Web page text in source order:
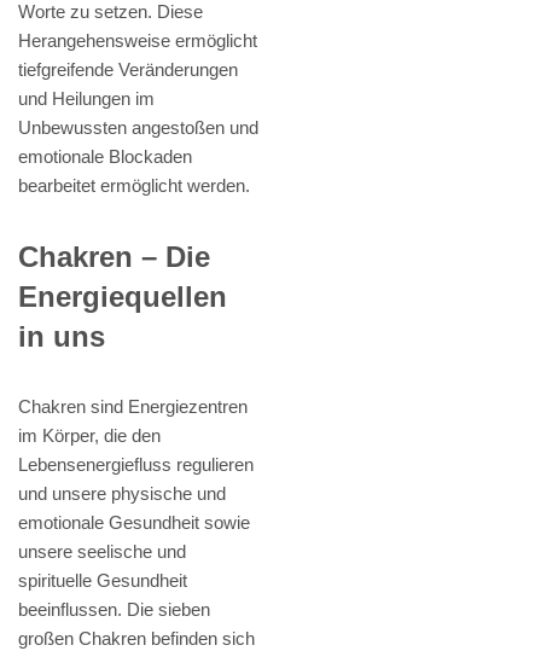
Worte zu setzen. Diese
Herangehensweise ermöglicht
tiefgreifende Veränderungen
und Heilungen im
Unbewussten angestoßen und
emotionale Blockaden
bearbeitet ermöglicht werden.
Chakren – Die
Energiequellen
in uns
Chakren sind Energiezentren
im Körper, die den
Lebensenergiefluss regulieren
und unsere physische und
emotionale Gesundheit sowie
unsere seelische und
spirituelle Gesundheit
beeinflussen. Die sieben
großen Chakren befinden sich